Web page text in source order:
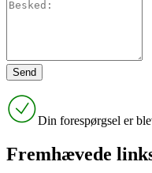
Din forespørgsel er
Fremhævede